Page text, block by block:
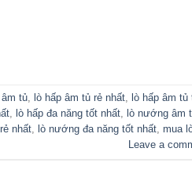
âm tủ, lò hấp âm tủ rẻ nhất, lò hấp âm tủ
, lò hấp đa năng tốt nhất, lò nướng âm
nhất, lò nướng đa năng tốt nhất, mua
Leave a